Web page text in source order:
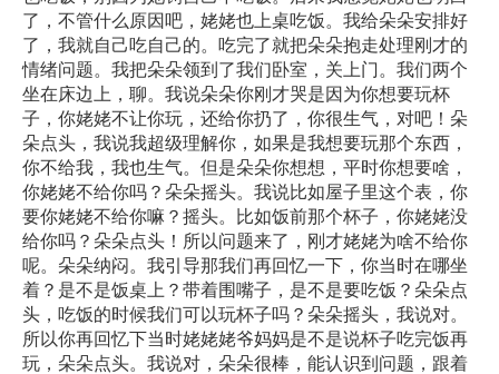
了，不管什么原因吧，姥姥也上桌吃饭。我给朵朵安排好
了，我就自己吃自己的。吃完了就把朵朵抱走处理刚才的
情绪问题。我把朵朵领到了我们卧室，关上门。我们两个
坐在床边上，聊。我说朵朵你刚才哭是因为你想要玩杯
子，你姥姥不让你玩，还给你扔了，你很生气，对吧！朵
朵点头，我说我超级理解你，如果是我想要玩那个东西，
你不给我，我也生气。但是朵朵你想想，平时你想要啥，
你姥姥不给你吗？朵朵摇头。我说比如屋子里这个表，你
要你姥姥不给你嘛？摇头。比如饭前那个杯子，你姥姥没
给你吗？朵朵点头！所以问题来了，刚才姥姥为啥不给你
呢。朵朵纳闷。我引导那我们再回忆一下，你当时在哪坐
着？是不是饭桌上？带着围嘴子，是不是要吃饭？朵朵点
头，吃饭的时候我们可以玩杯子吗？朵朵摇头，我说对。
所以你再回忆下当时姥姥姥爷妈妈是不是说杯子吃完饭再
玩，朵朵点头。我说对，朵朵很棒，能认识到问题，跟着